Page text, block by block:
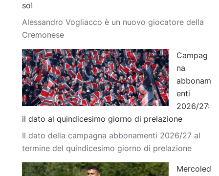
so!
Alessandro Vogliacco è un nuovo giocatore della
Cremonese
Campag
na
abbonam
enti
2026/27:
il dato al quindicesimo giorno di prelazione
Il dato della campagna abbonamenti 2026/27 al
termine del quindicesimo giorno di prelazione
Mercoled